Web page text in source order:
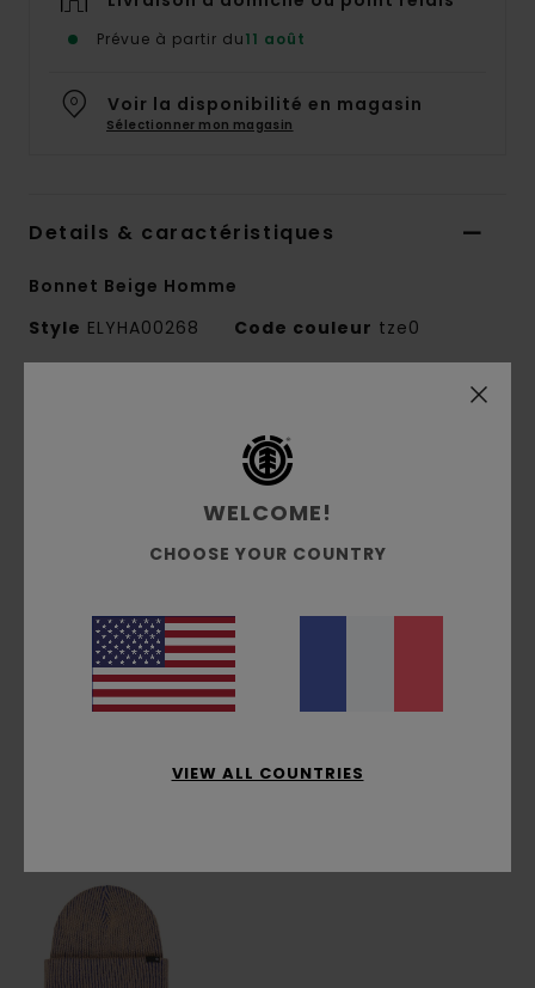
Prévue à partir du11 août
Voir la disponibilité en magasin
Sélectionner mon magasin
Details & caractéristiques
Bonnet Beige Homme
Style ELYHA00268 Code couleur tze0
100 % acrylique
profil moyen
Traçabilité du produit (Loi Agec)
Livraison & Retours
WELCOME!
CHOOSE YOUR COUNTRY
VIEW ALL COUNTRIES